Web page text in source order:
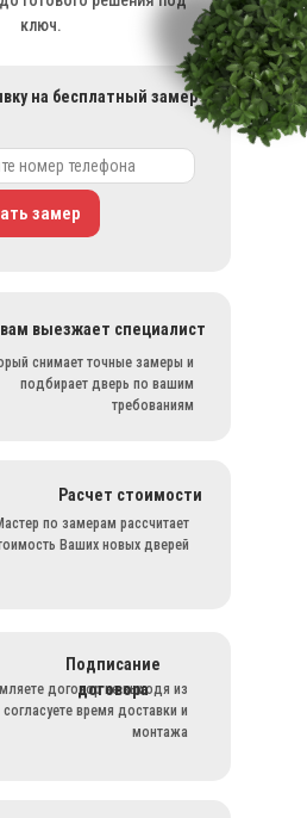
замер
на бесплатный замер
снимает точные замеры и
подбирает дверь по вашим
требованиям
ключ.
вам выезжает специалист
по замерам рассчитает
Ваших новых дверей
договор не выходя из
время доставки и
монтажа
Расчет стоимости
Подписание
договора